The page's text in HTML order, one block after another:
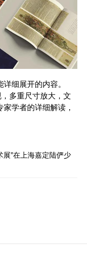
细展开的内容。
多重尺寸放大，文
学者的详细解读，
”在上海嘉定陆俨少